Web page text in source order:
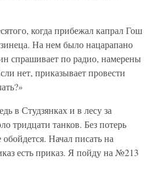
когда прибежал капрал Гош
На нем было нацарапано
спрашивает по радио, намерены
нет, приказывает провести
в Студзянках и в лесу за
тридцати танков. Без потерь
Начал писать на
есть приказ. Я пойду на №213